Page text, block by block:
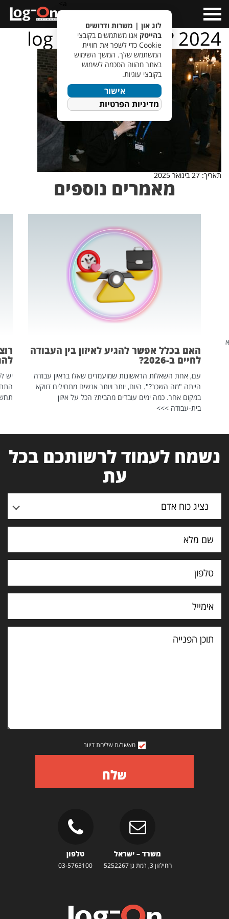
Menu
log – on – ???????? 2024
תאריך: 27 בינואר 2025
מאמרים נוספים
האם בכלל אפשר להגיע לאיזון בין העבודה
לחיים ב-2026?
עם, אחת השאלות הראשונות שמועמדים שאלו בראיון עבודה
הייתה "מה השכר?". היום, יותר ויותר אנשים מתחילים דווקא
במקום אחר. כמה ימים עובדים מהבית? הכל על איזון
בית-עבודה >>>
יש
נשמח לעמוד לרשותכם בכל
עת
נציג כוח אדם
תוכן
הפנייה
מאשר/ת שליחת דיוור
שלח
משרד – ישראל
החילזון 3, רמת גן 5252267
טלפון
03-5763100
לוג און | משרות ודרושים
בהייטק אנו משתמשים בקובצי
Cookie כדי לשפר את חוויית
המשתמש שלך. המשך השימוש
באתר מהווה הסכמה לשימוש
בקובצי עוגיות.
אישור
מדיניות הפרטיות